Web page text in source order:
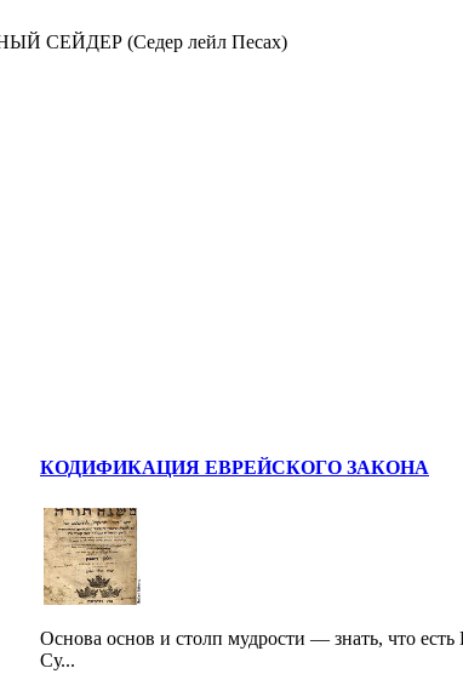
СЕЙДЕР (Седер лейл Песах)
КОДИФИКАЦИЯ ЕВРЕЙСКОГО ЗАКОНА
Основа основ и столп мудрости — знать, что есть
Су...